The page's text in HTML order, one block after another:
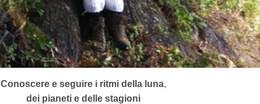
Conoscere e seguire i ritmi della luna,
dei pianeti e delle stagioni